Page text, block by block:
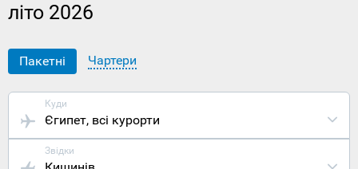
літо 2026
Пакетні Чартери
Куди
Єгипет, всі курорти
Звідки